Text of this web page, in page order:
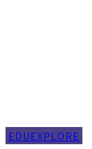
EDUEXPLORE